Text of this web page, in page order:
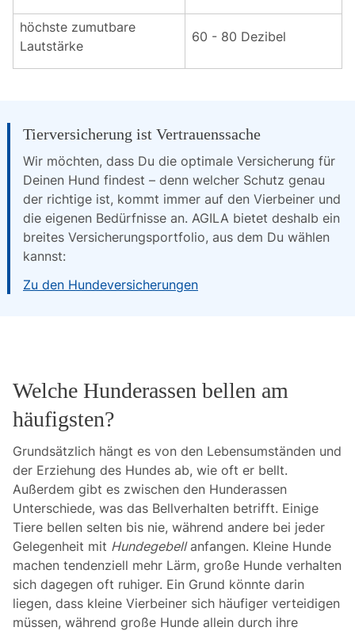
höchste zumutbare
Lautstärke
60 - 80 Dezibel
Tierversicherung ist Vertrauenssache
Wir möchten, dass Du die optimale Versicherung für
Deinen Hund findest – denn welcher Schutz genau
der richtige ist, kommt immer auf den Vierbeiner und
die eigenen Bedürfnisse an. AGILA bietet deshalb ein
breites Versicherungsportfolio, aus dem Du wählen
kannst:
Zu den Hundeversicherungen
Welche Hunderassen bellen am
häufigsten?
Grundsätzlich hängt es von den Lebensumständen und
der Erziehung des Hundes ab, wie oft er bellt.
Außerdem gibt es zwischen den Hunderassen
Unterschiede, was das Bellverhalten betrifft. Einige
Tiere bellen selten bis nie, während andere bei jeder
Gelegenheit mit Hundegebellanfangen. Kleine Hunde
machen tendenziell mehr Lärm, große Hunde verhalten
sich dagegen oft ruhiger. Ein Grund könnte darin
liegen, dass kleine Vierbeiner sich häufiger verteidigen
müssen, während große Hunde allein durch ihre